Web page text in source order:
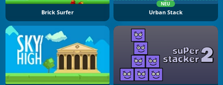
Brick Surfer
NEU
Urban Stack